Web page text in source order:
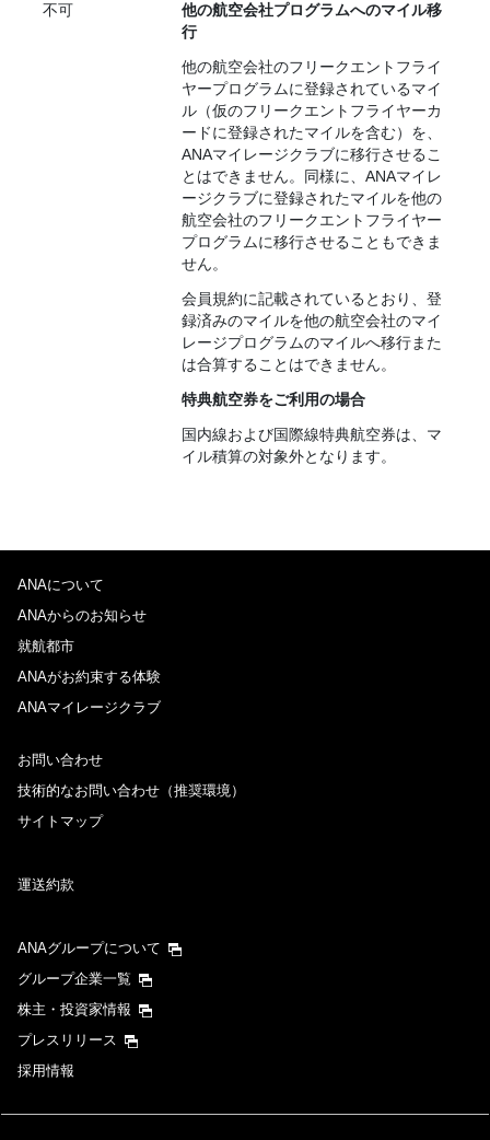
不可
他の航空会社プログラムへのマイル移
行
他の航空会社のフリークエントフライ
ヤープログラムに登録されているマイ
ル（仮のフリークエントフライヤーカ
ードに登録されたマイルを含む）を、
ANAマイレージクラブに移行させるこ
とはできません。同様に、ANAマイレ
ージクラブに登録されたマイルを他の
航空会社のフリークエントフライヤー
プログラムに移行させることもできま
せん。
会員規約に記載されているとおり、登
録済みのマイルを他の航空会社のマイ
レージプログラムのマイルへ移行また
は合算することはできません。
特典航空券をご利用の場合
国内線および国際線特典航空券は、マ
イル積算の対象外となります。
ANAについて
ANAからのお知らせ
就航都市
ANAがお約束する体験
ANAマイレージクラブ
お問い合わせ
技術的なお問い合わせ（推奨環境）
サイトマップ
運送約款
ANAグループについて
グループ企業一覧
株主・投資家情報
プレスリリース
採用情報